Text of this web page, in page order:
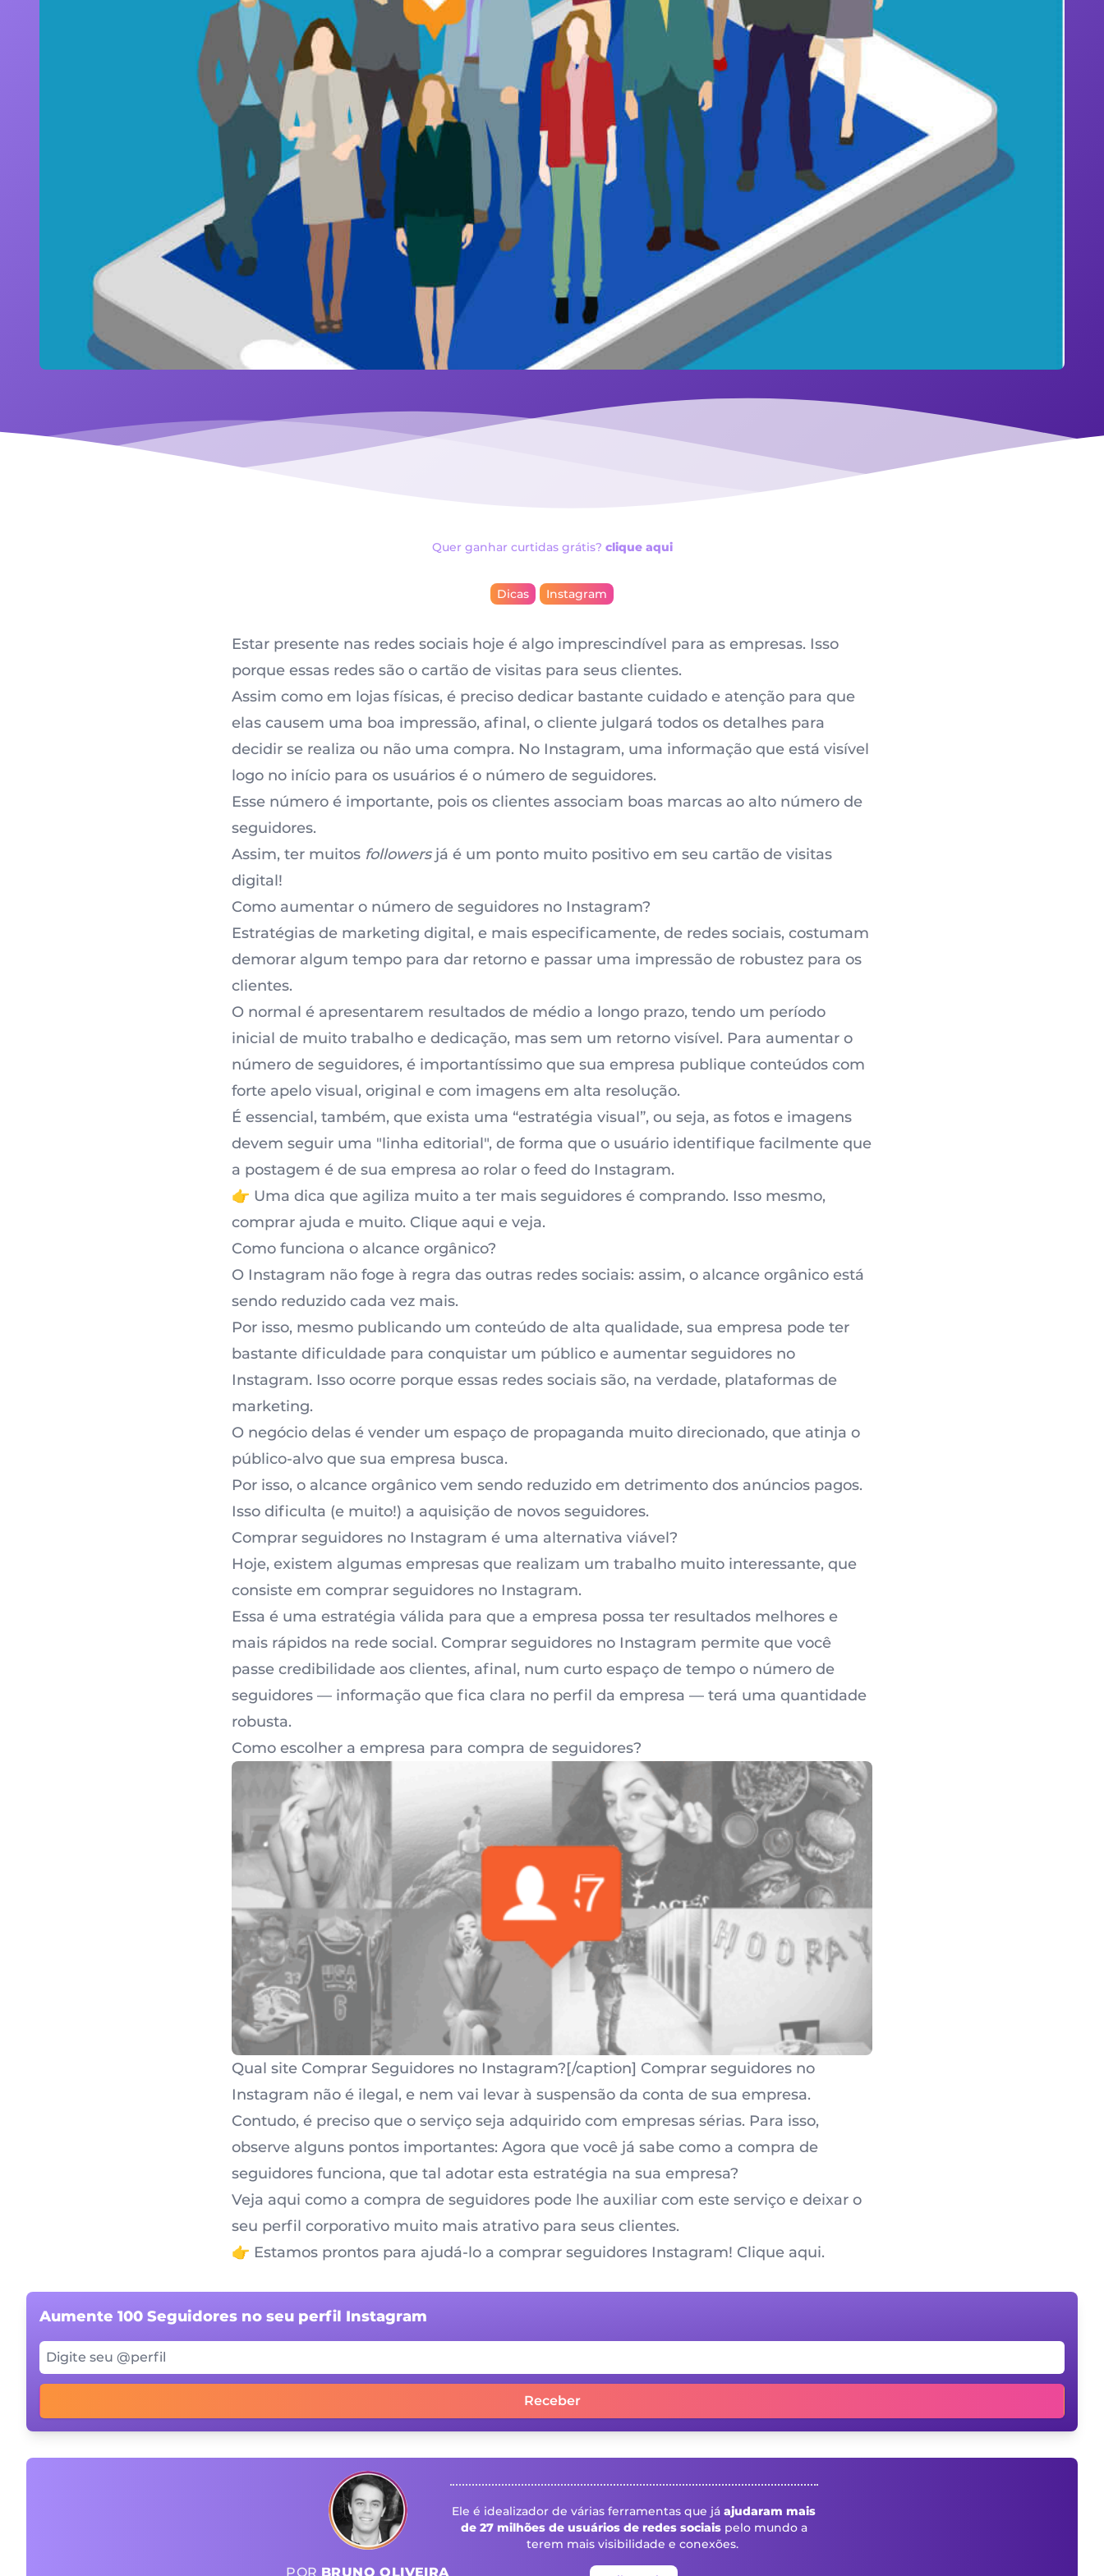
Quer ganhar curtidas grátis? clique aqui
Dicas Instagram
Estar presente nas redes sociais hoje é algo imprescindível para as empresas. Isso
porque essas redes são o cartão de visitas para seus clientes.
Assim como em lojas físicas, é preciso dedicar bastante cuidado e atenção para que
elas causem uma boa impressão, afinal, o cliente julgará todos os detalhes para
decidir se realiza ou não uma compra. No Instagram, uma informação que está visível
logo no início para os usuários é o número de seguidores.
Esse número é importante, pois os clientes associam boas marcas ao alto número de
seguidores.
Assim, ter muitos followersjá é um ponto muito positivo em seu cartão de visitas
digital!
Como aumentar o número de seguidores no Instagram?
Estratégias de marketing digital, e mais especificamente, de redes sociais, costumam
demorar algum tempo para dar retorno e passar uma impressão de robustez para os
clientes.
O normal é apresentarem resultados de médio a longo prazo, tendo um período
inicial de muito trabalho e dedicação, mas sem um retorno visível. Para aumentar o
número de seguidores, é importantíssimo que sua empresa publique conteúdos com
forte apelo visual, original e com imagens em alta resolução.
É essencial, também, que exista uma “estratégia visual”, ou seja, as fotos e imagens
devem seguir uma "linha editorial", de forma que o usuário identifique facilmente que
a postagem é de sua empresa ao rolar o feed do Instagram.
👉 Uma dica que agiliza muito a ter mais seguidores é comprando. Isso mesmo,
comprar ajuda e muito. Clique aqui e veja.
Como funciona o alcance orgânico?
O Instagram não foge à regra das outras redes sociais: assim, o alcance orgânico está
sendo reduzido cada vez mais.
Por isso, mesmo publicando um conteúdo de alta qualidade, sua empresa pode ter
bastante dificuldade para conquistar um público e aumentar seguidores no
Instagram. Isso ocorre porque essas redes sociais são, na verdade, plataformas de
marketing.
O negócio delas é vender um espaço de propaganda muito direcionado, que atinja o
público-alvo que sua empresa busca.
Por isso, o alcance orgânico vem sendo reduzido em detrimento dos anúncios pagos.
Isso dificulta (e muito!) a aquisição de novos seguidores.
Comprar seguidores no Instagram é uma alternativa viável?
Hoje, existem algumas empresas que realizam um trabalho muito interessante, que
consiste em comprar seguidores no Instagram.
Essa é uma estratégia válida para que a empresa possa ter resultados melhores e
mais rápidos na rede social. Comprar seguidores no Instagram permite que você
passe credibilidade aos clientes, afinal, num curto espaço de tempo o número de
seguidores — informação que fica clara no perfil da empresa — terá uma quantidade
robusta.
Como escolher a empresa para compra de seguidores?
Qual site Comprar Seguidores no Instagram?[/caption] Comprar seguidores no
Instagram não é ilegal, e nem vai levar à suspensão da conta de sua empresa.
Contudo, é preciso que o serviço seja adquirido com empresas sérias. Para isso,
observe alguns pontos importantes: Agora que você já sabe como a compra de
seguidores funciona, que tal adotar esta estratégia na sua empresa?
Veja aqui como a compra de seguidores pode lhe auxiliar com este serviço e deixar o
seu perfil corporativo muito mais atrativo para seus clientes.
👉 Estamos prontos para ajudá-lo a comprar seguidores Instagram! Clique aqui.
Aumente 100 Seguidores no seu perfil Instagram
Digite seu @perfil
Receber
POR BRUNO OLIVEIRA
Ele é idealizador de várias ferramentas que jáajudaram mais
de 27 milhões de usuários de redes sociaispelo mundo a
terem mais visibilidade e conexões.